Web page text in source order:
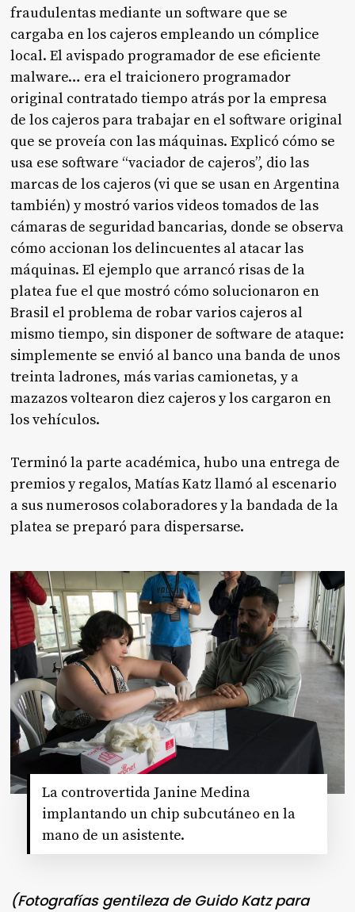
fraudulentas mediante un software que se
cargaba en los cajeros empleando un cómplice
local. El avispado programador de ese eficiente
malware… era el traicionero programador
original contratado tiempo atrás por la empresa
de los cajeros para trabajar en el software original
que se proveía con las máquinas. Explicó cómo se
usa ese software “vaciador de cajeros”, dio las
marcas de los cajeros (vi que se usan en Argentina
también) y mostró varios videos tomados de las
cámaras de seguridad bancarias, donde se observa
cómo accionan los delincuentes al atacar las
máquinas. El ejemplo que arrancó risas de la
platea fue el que mostró cómo solucionaron en
Brasil el problema de robar varios cajeros al
mismo tiempo, sin disponer de software de ataque:
simplemente se envió al banco una banda de unos
treinta ladrones, más varias camionetas, y a
mazazos voltearon diez cajeros y los cargaron en
los vehículos.
Terminó la parte académica, hubo una entrega de
premios y regalos, Matías Katz llamó al escenario
a sus numerosos colaboradores y la bandada de la
platea se preparó para dispersarse.
La controvertida Janine Medina
implantando un chip subcutáneo en la
mano de un asistente.
(Fotografías gentileza de Guido Katz para